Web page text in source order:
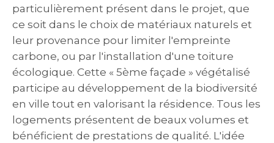
particulièrement présent dans le projet, que
ce soit dans le choix de matériaux naturels et
leur provenance pour limiter l'empreinte
carbone, ou par l'installation d'une toiture
écologique. Cette « 5ème façade » végétalisé
participe au développement de la biodiversité
en ville tout en valorisant la résidence. Tous les
logements présentent de beaux volumes et
bénéficient de prestations de qualité. L'idée